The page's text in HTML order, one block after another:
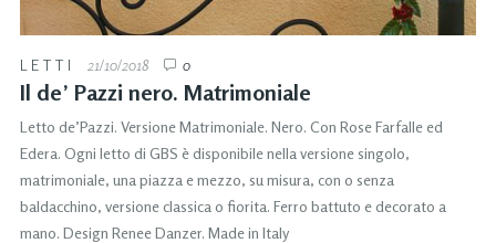
LETTI 21/10/2018 0
Il de’ Pazzi nero. Matrimoniale
Letto de’Pazzi. Versione Matrimoniale. Nero. Con Rose Farfalle ed
Edera. Ogni letto di GBS è disponibile nella versione singolo,
matrimoniale, una piazza e mezzo, su misura, con o senza
baldacchino, versione classica o fiorita. Ferro battuto e decorato a
mano. Design Renee Danzer. Made in Italy